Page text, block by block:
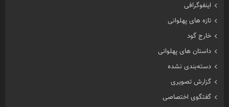
اینفوگرافی
تازه های پهلوانی
خارج گود
داستان های پهلوانی
دسته‌بندی نشده
گزارش تصویری
گفتگوی اختصاصی